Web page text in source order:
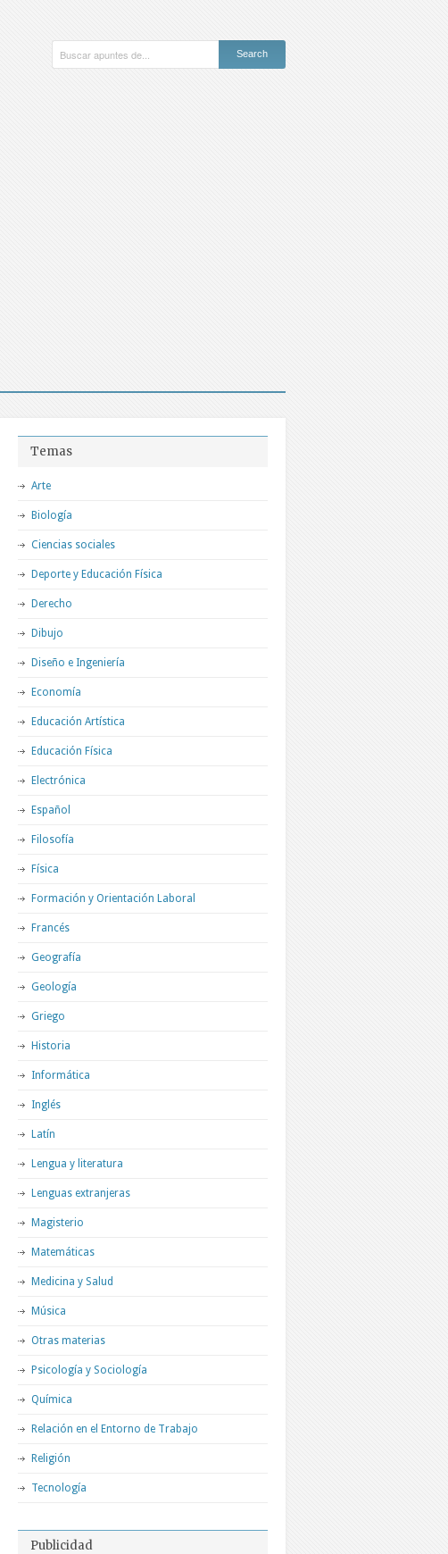
Temas
Arte
Biología
Ciencias sociales
Deporte y Educación Física
Derecho
Dibujo
Diseño e Ingeniería
Economía
Educación Artística
Educación Física
Electrónica
Español
Filosofía
Física
Formación y Orientación Laboral
Francés
Geografía
Geología
Griego
Historia
Informática
Inglés
Latín
Lengua y literatura
Lenguas extranjeras
Magisterio
Matemáticas
Medicina y Salud
Música
Otras materias
Psicología y Sociología
Química
Relación en el Entorno de Trabajo
Religión
Tecnología
Publicidad